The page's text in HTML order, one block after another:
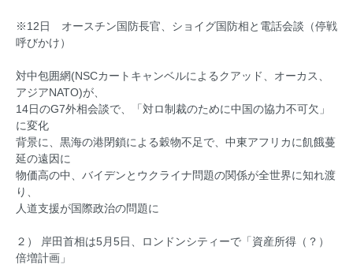
※12日 オースチン国防長官、ショイグ国防相と電話会談（停戦
呼びかけ）
対中包囲網(NSCカートキャンベルによるクアッド、オーカス、
アジアNATO)が、
14日のG7外相会談で、「対ロ制裁のために中国の協力不可欠」
に変化
背景に、黒海の港閉鎖による穀物不足で、中東アフリカに飢餓蔓
延の遠因に
物価高の中、バイデンとウクライナ問題の関係が全世界に知れ渡
り、
人道支援が国際政治の問題に
２） 岸田首相は5月5日、ロンドンシティーで「資産所得（？）
倍増計画」